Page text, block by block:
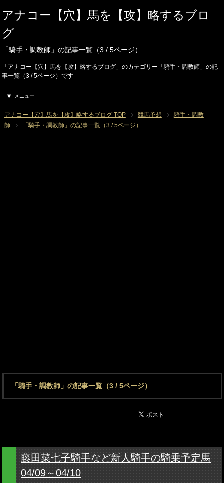
アナコー【穴】馬を【攻】略するブロ
グ
「騎手・調教師」の記事一覧（3 / 5ページ）
「アナコー【穴】馬を【攻】略するブログ」のカテゴリー「騎手・調教師」の記
事一覧（3 / 5ページ）です
メニュー
アナコー【穴】馬を【攻】略するブログ TOP 競馬予想
騎手・調教
師
「騎手・調教師」の記事一覧（3 / 5ページ）
「騎手・調教師」の記事一覧（3 / 5ページ）
藤田菜七子騎手など新人騎手の騎乗予定馬
04/09～04/10